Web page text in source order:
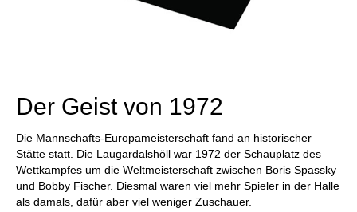
Der Geist von 1972
Die Mannschafts-Europameisterschaft fand an historischer
Stätte statt. Die Laugardalshöll war 1972 der Schauplatz des
Wettkampfes um die Weltmeisterschaft zwischen Boris Spassky
und Bobby Fischer. Diesmal waren viel mehr Spieler in der Halle
als damals, dafür aber viel weniger Zuschauer.